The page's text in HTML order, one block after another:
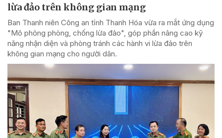
lừa đảo trên không gian mạng
Ban Thanh niên Công an tỉnh Thanh Hóa vừa ra mắt ứng dụng
"Mô phỏng phòng, chống lừa đảo", góp phần nâng cao kỹ
năng nhận diện và phòng tránh các hành vi lừa đảo trên
không gian mạng cho người dân.